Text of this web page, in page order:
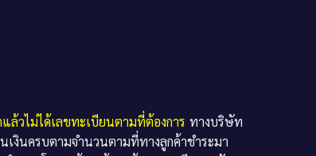
ล้วไม่ได้เลขทะเบียนตามที่ต้องการ ทางบริษัท
เงินครบตามจำนวนตามที่ทางลูกค้าชำระมา